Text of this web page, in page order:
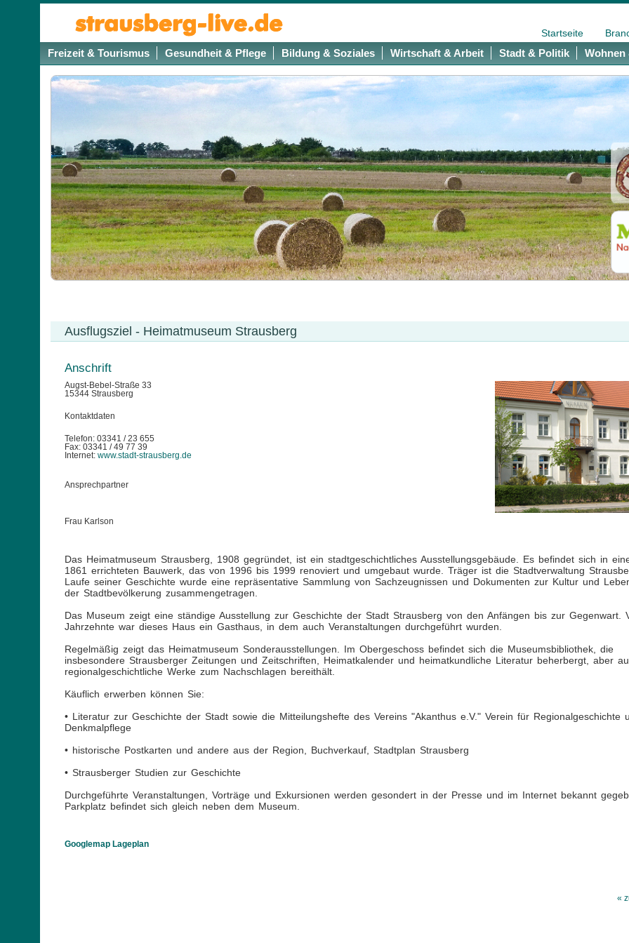
Startseite
Freizeit & Tourismus Gesundheit & Pflege Bildung & Soziales Wirtschaft & Arbeit Stadt & Politik Wohnen
Ausflugsziel - Heimatmuseum Strausberg
Anschrift
Augst-Bebel-Straße 33
15344 Strausberg
Kontaktdaten
Telefon: 03341 / 23 655
Fax: 03341 / 49 77 39
Internet: www.stadt-strausberg.de
Ansprechpartner
Frau Karlson
Das Heimatmuseum Strausberg, 1908 gegründet, ist ein stadtgeschichtliches Ausstellungsgebäude. Es befindet sich in
1861 errichteten Bauwerk, das von 1996 bis 1999 renoviert und umgebaut wurde. Träger ist die Stadtverwaltung
Laufe seiner Geschichte wurde eine repräsentative Sammlung von Sachzeugnissen und Dokumenten zur Kultur und
der Stadtbevölkerung zusammengetragen.
Das Museum zeigt eine ständige Ausstellung zur Geschichte der Stadt Strausberg von den Anfängen bis zur Gegenwart.
Jahrzehnte war dieses Haus ein Gasthaus, in dem auch Veranstaltungen durchgeführt wurden.
Regelmäßig zeigt das Heimatmuseum Sonderausstellungen. Im Obergeschoss befindet sich die Museumsbibliothek, die
insbesondere Strausberger Zeitungen und Zeitschriften, Heimatkalender und heimatkundliche Literatur beherbergt, aber
regionalgeschichtliche Werke zum Nachschlagen bereithält.
Käuflich erwerben können Sie:
• Literatur zur Geschichte der Stadt sowie die Mitteilungshefte des Vereins "Akanthus e.V." Verein für Regionalgeschichte
Denkmalpflege
• historische Postkarten und andere aus der Region, Buchverkauf, Stadtplan Strausberg
• Strausberger Studien zur Geschichte
Durchgeführte Veranstaltungen, Vorträge und Exkursionen werden gesondert in der Presse und im Internet bekannt
Parkplatz befindet sich gleich neben dem Museum.
Googlemap Lageplan
«